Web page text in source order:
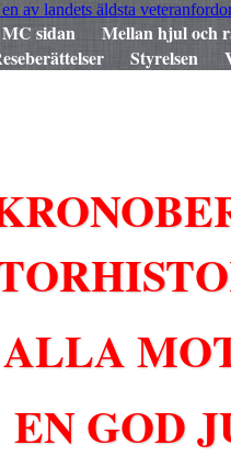
MC sidan
Mellan hjul och
Styrelsen
EN GOD